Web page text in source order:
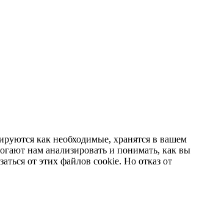
как необходимые, хранятся в вашем
нам анализировать и понимать, как вы
от этих файлов cookie. Но отказ от